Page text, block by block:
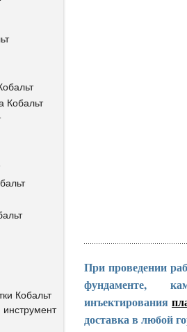
Кобальт
Кобальт
При проведении
фундаменте,
инъектирования
доставка в любой